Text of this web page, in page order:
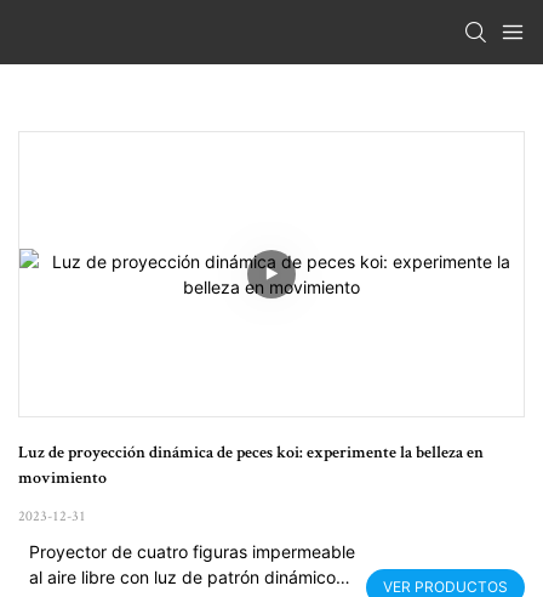
Luz de proyección dinámica de peces koi: experimente la belleza en
movimiento
2023-12-31
Proyector de cuatro figuras impermeable
al aire libre con luz de patrón dinámico
VER PRODUCTOS